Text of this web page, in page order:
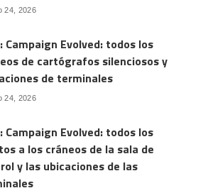
24, 2026
Campaign Evolved: todos los
de cartógrafos silenciosos y
de terminales
24, 2026
Campaign Evolved: todos los
a los cráneos de la sala de
y las ubicaciones de las